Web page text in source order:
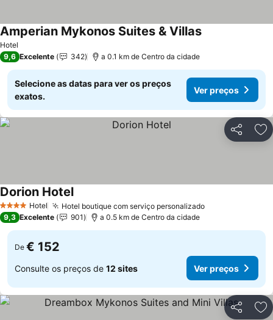
Hotel
Amperian Mykonos Suites & Villas
9,6 Excelente 342 a 0.1 km de Centro da cidade
Selecione as datas para ver os preços
exatos.
Ver preços
Partilhar
4 EstrelasHotel Hotel boutique com serviço personalizado
Dorion Hotel
9,3 Excelente 901 a 0.5 km de Centro da cidade
De € 152
Consulte os preços de 12 sites Ver preços
Partilhar